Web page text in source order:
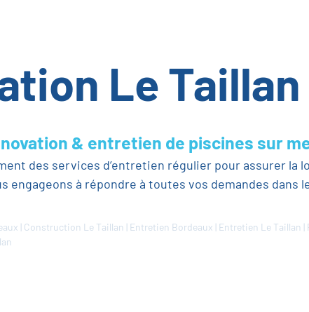
Le Taillan
& entretien de piscines sur
des services d’entretien régulier pour assurer la
engageons à répondre à toutes vos demandes
| Construction Le Taillan | Entretien Bordeaux | Entretien Le Taillan |